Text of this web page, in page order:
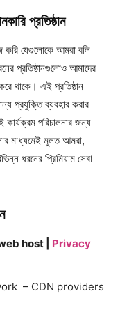
প্রতিষ্ঠান
করি যেগুলোকে আমরা বলি
আমাদের
থাকে। এই প্রতিষ্ঠান
প্রযুক্তি ব্যবহার করার
পরিচালনার জন্য
মাধ্যমেই মুলত আমরা,
ধরনের প্রিমিয়াম সেবা
host | Privacy
– CDN providers